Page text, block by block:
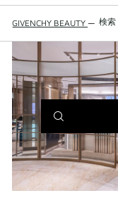
GIVENCHY BEAUTY — 検索